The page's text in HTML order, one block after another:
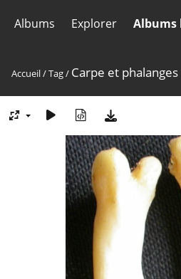
Albums Explorer Albums
Accueil/Tag/ Carpe et phalanges